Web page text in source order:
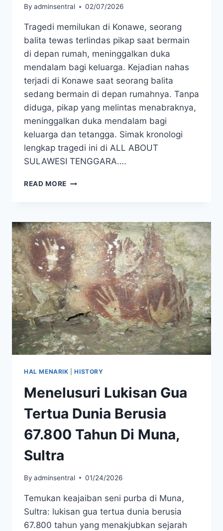
By adminsentral 02/07/2026
Tragedi memilukan di Konawe, seorang
balita tewas terlindas pikap saat bermain
di depan rumah, meninggalkan duka
mendalam bagi keluarga. Kejadian nahas
terjadi di Konawe saat seorang balita
sedang bermain di depan rumahnya. Tanpa
diduga, pikap yang melintas menabraknya,
meninggalkan duka mendalam bagi
keluarga dan tetangga. Simak kronologi
lengkap tragedi ini di ALL ABOUT
SULAWESI TENGGARA….
READ MORE TRAGEDI
TEWAS
TERLINDAS
PIKAP
DI
DEPAN
RUMAH
HAL MENARIK |HISTORY
Menelusuri Lukisan Gua
Tertua Dunia Berusia
67.800 Tahun Di Muna,
Sultra
By adminsentral 01/24/2026
Temukan keajaiban seni purba di Muna,
Sultra: lukisan gua tertua dunia berusia
67.800 tahun yang menakjubkan sejarah